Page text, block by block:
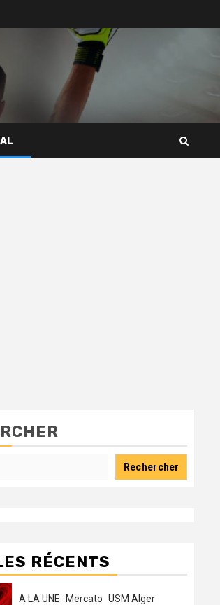
Rechercher
RÉCENTS
A LA UNE Mercato USM Alger